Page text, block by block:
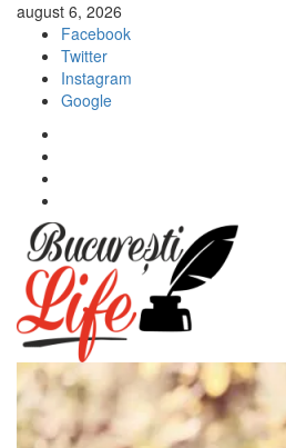
Sari
conținut
august 6, 2026
Facebook
Twitter
Instagram
Google